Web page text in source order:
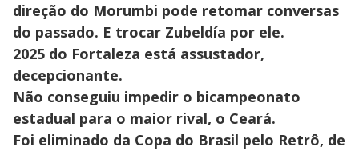
direção do Morumbi pode retomar conversas
do passado. E trocar Zubeldía por ele.
2025 do Fortaleza está assustador,
decepcionante.
Não conseguiu impedir o bicampeonato
estadual para o maior rival, o Ceará.
Foi eliminado da Copa do Brasil pelo Retrô, de